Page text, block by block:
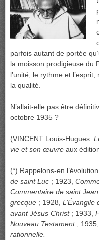
parfois autant de portée
la moisson prodigieuse du
l’unité, le rythme et
la qualité.
N’allait-elle pas être
octobre 1935 ?
(VINCENT Louis-Hugues.
vie et son œuvre aux
(*) Rappelons-en
de saint Luc ; 1923,
Commentaire de saint Jean
grecque ; 1928, L’Évangile
avant Jésus Christ; 1933,
Nouveau Testament; 1935,
rationnelle.